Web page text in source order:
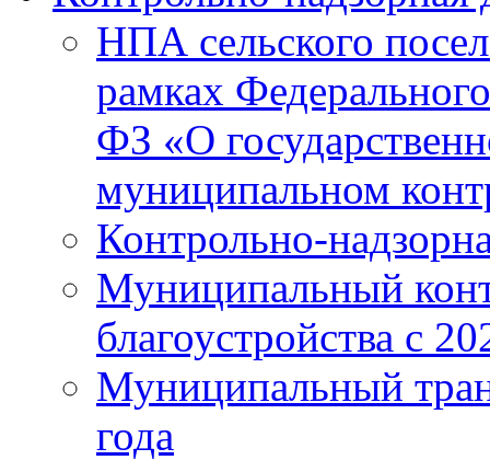
НПА сельского
рамках
ФЗ «О
муниципальном
Контрольно-
Муниципальный
благоустройства с
Муниципальный
года